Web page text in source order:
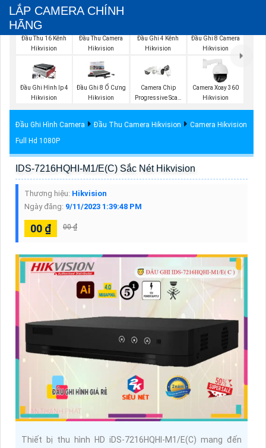
LẮP CAMERA CHÍNH
HÃNG
Đầu Thu 16 Kênh
Hikvision
Đầu Thu Camera
Hikvision
Đầu Ghi 4 Kênh
Hikvision
Đầu Ghi 8 Camera
Hikvision
Đầu Ghi Hình Ip 4
Hikvision
Đầu Ghi 8 Ổ Cưng
Hikvision
Camera Chip
Progressive Scan
Camera Xoay 360
Hikvision
Đầu Ghi Hình Camera Đầu Thu Camera Hikvision
Camera Hikvision
Full Hd 1080P
IDS-7216HQHI-M1/E(C) Sắc Nét Hikvision
Thương hiệu: Hikvision
Ngày đăng: 9/11/2023 1:39:48 PM
00 ₫ 00 ₫
Thiết bị thu hình HD iDS-7216HQHI-M1/E(C) mang đến